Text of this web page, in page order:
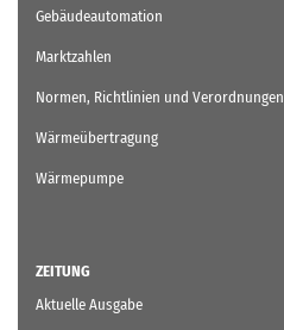
Gebäudeautomation
Marktzahlen
Normen, Richtlinien und Verordnungen
Wärmeübertragung
Wärmepumpe
ZEITUNG
Aktuelle Ausgabe